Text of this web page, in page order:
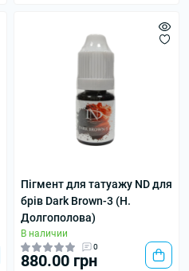
Пігмент для татуажу ND для
брів Dark Brown-3 (Н.
Долгополова)
В наличии
0
880.00 грн